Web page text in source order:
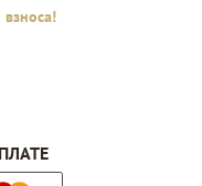
взноса!